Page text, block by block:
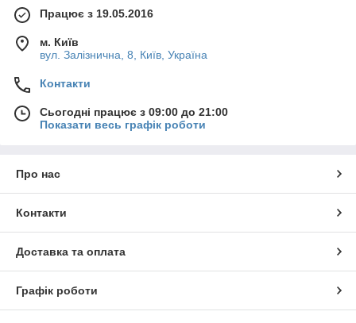
Працює з 19.05.2016
м. Київ
вул. Залізнична, 8, Київ, Україна
Контакти
Сьогодні працює з 09:00 до 21:00
Показати весь графік роботи
Про нас
Контакти
Доставка та оплата
Графік роботи